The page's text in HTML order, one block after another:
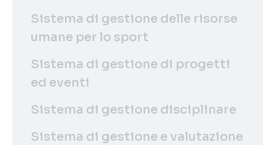
Sistema di gestione delle risorse
umane per lo sport
Sistema di gestione di progetti
ed eventi
Sistema di gestione disciplinare
Sistema di gestione e valutazione